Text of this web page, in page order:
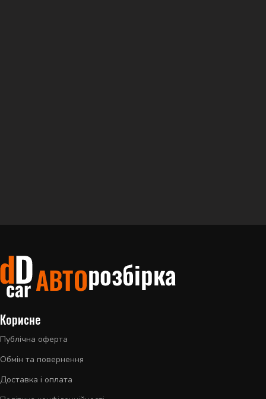
Корисне
Публічна оферта
Обмін та повернення
Доставка і оплата